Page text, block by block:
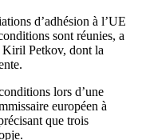
d’adhésion à l’UE
sont réunies, a
Kiril Petkov, dont la
lors d’une
européen à
que trois